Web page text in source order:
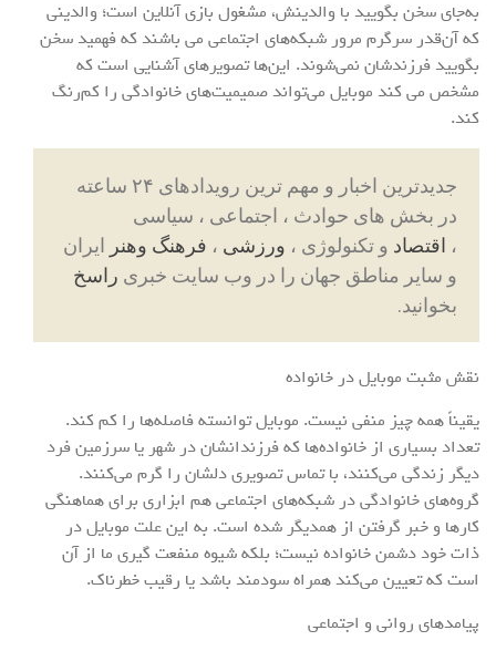
به‌جای سخن بگویید با والدینش، مشغول بازی آنلاین است؛ والدینی
که آن‌قدر سرگرم مرور شبکه‌های اجتماعی می باشند که فهمید سخن
بگویید فرزندشان نمی‌شوند. این‌ها تصویرهای آشنایی است که
مشخص می کند موبایل می‌تواند صمیمیت‌های خانوادگی را کم‌رنگ
کند.
جدیدترین اخبار و مهم ترین رویدادهای ۲۴ ساعته
در بخش های حوادث ، اجتماعی ، سیاسی
، اقتصاد و تکنولوژی ، ورزشی ، فرهنگ وهنر ایران
و سایر مناطق جهان را در وب سایت خبری راسخ
بخوانید.
نقش مثبت موبایل در خانواده
یقیناً همه چیز منفی نیست. موبایل توانسته فاصله‌ها را کم کند.
تعداد بسیاری از خانواده‌ها که فرزندانشان در شهر یا سرزمین فرد
دیگر زندگی می‌کنند، با تماس تصویری دلشان را گرم می‌کنند.
گروه‌های خانوادگی در شبکه‌های اجتماعی هم ابزاری برای هماهنگی
کارها و خبر گرفتن از همدیگر شده است. به این علت موبایل در
ذات خود دشمن خانواده نیست؛ بلکه شیوه‌ منفعت گیری‌ ما از آن
است که تعیین می‌کند همراه سودمند باشد یا رقیب خطرناک.
پیامدهای روانی و اجتماعی